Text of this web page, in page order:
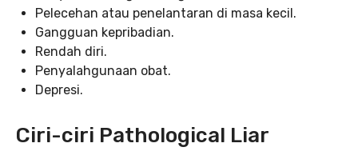
Pelecehan atau penelantaran di masa kecil.
Gangguan kepribadian.
Rendah diri.
Penyalahgunaan obat.
Depresi.
Ciri-ciri Pathological Liar